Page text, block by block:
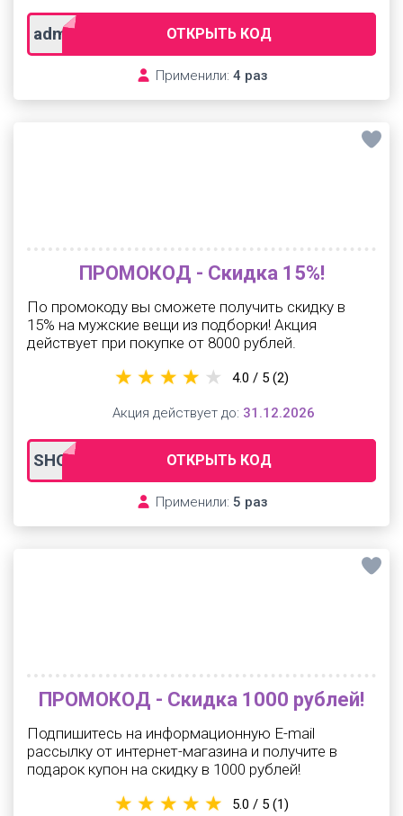
admitad ОТКРЫТЬ КОД
Применили: 4 раз
ПРОМОКОД - Скидка 15%!
По промокоду вы сможете получить скидку в
15% на мужские вещи из подборки! Акция
действует при покупке от 8000 рублей.
SHOP15 ОТКРЫТЬ КОД
Применили: 5 раз
4.0 / 5 (2)
Акция действует до: 31.12.2026
ПРОМОКОД - Скидка 1000 рублей!
Подпишитесь на информационную E-mail
рассылку от интернет-магазина и получите в
подарок купон на скидку в 1000 рублей!
5.0 / 5 (1)